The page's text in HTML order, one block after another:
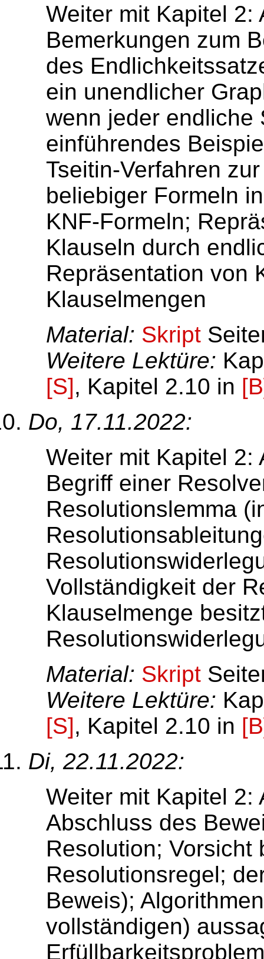
Weiter mit Kapitel 2:
Bemerkungen zum
des
ein unendlicher
wenn jeder endliche
einführendes
Tseitin-Verfahren
beliebiger Formeln
KNF-Formeln;
Klauseln durch
Repräsentation von
Klauselmengen
Material: Skript
Weitere Lektüre:
[S], Kapitel 2.10 in
Do, 17.11.2022:
Weiter mit Kapitel 2:
Begriff einer
Resolutionslemma
Vollständigkeit der
Klauselmenge
Material: Skript
Weitere Lektüre:
[S], Kapitel 2.10 in
Di, 22.11.2022:
Weiter mit Kapitel 2:
Abschluss des
Resolution; Vorsicht
Resolutionsregel;
Beweis);
vollständigen)